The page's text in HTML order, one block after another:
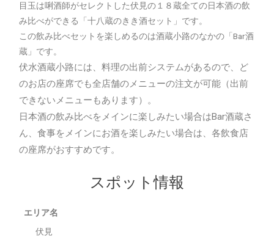
目玉は唎酒師がセレクトした伏見の１８蔵全ての日本酒の飲
み比べができる「十八蔵のきき酒セット」です。
この飲み比べセットを楽しめるのは酒蔵小路のなかの「Bar酒
蔵」です。
伏水酒蔵小路には、 料理の出前システムがあるので、ど
のお店の座席でも全店舗のメニューの注文が可能（出前
できないメニューもあります）。
日本酒の飲み比べをメインに楽しみたい場合はBar酒蔵さ
ん、食事をメインにお酒を楽しみたい場合は、各飲食店
の座席がおすすめです。
スポット情報
エリア名
伏見